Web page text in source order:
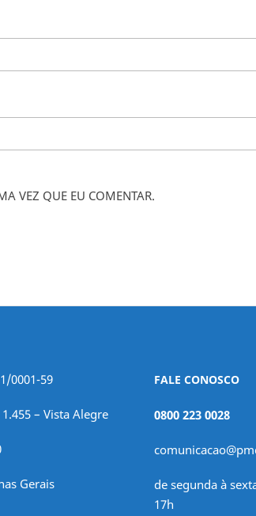
VEZ QUE EU COMENTAR.
0001-59
– Vista Alegre
Gerais
FALE CONOSCO
0800 223 0028
de segunda à
17h